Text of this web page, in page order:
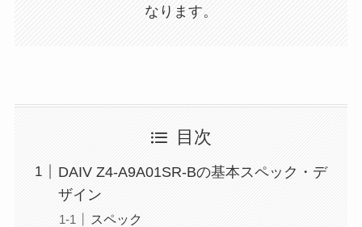
なります。
目次
DAIV Z4-A9A01SR-Bの基本スペック・デ
ザイン
スペック